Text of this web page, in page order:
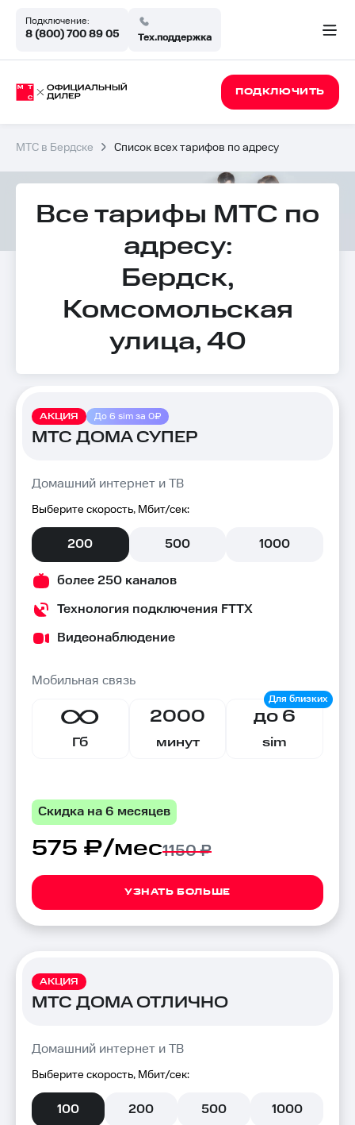
Подключение:
8 (800) 700 89 05 Тех.поддержка
ПОДКЛЮЧИТЬ
МТС в Бердске Список всех тарифов по адресу
Все тарифы МТС по
адресу:
Бердск,
Комсомольская
улица, 40
АКЦИЯ До 6 sim за 0₽
МТС ДОМА СУПЕР
Домашний интернет и ТВ
Выберите скорость, Мбит/сек:
200 500 1000
более 250 каналов
Технология подключения FTTX
Видеонаблюдение
Мобильная связь
Гб
2000
минут
до 6
sim
Скидка на 6 месяцев
575 ₽/мес1150 ₽
УЗНАТЬ БОЛЬШЕ
АКЦИЯ
МТС ДОМА ОТЛИЧНО
Домашний интернет и ТВ
Выберите скорость, Мбит/сек:
100 200 500 1000